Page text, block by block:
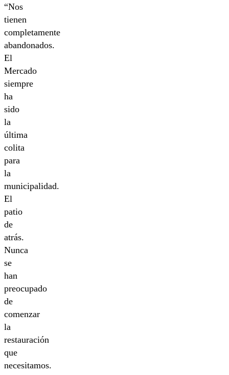
“Nos
tienen
completamente
abandonados.
El
Mercado
siempre
ha
sido
la
última
colita
para
la
municipalidad.
El
patio
de
atrás.
Nunca
se
han
preocupado
de
comenzar
la
restauración
que
necesitamos.